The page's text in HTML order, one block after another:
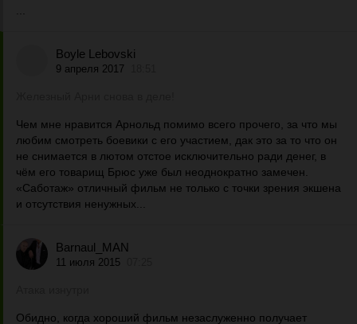
Boyle Lebovski
9 апреля 2017
Чем мне нравится Арнольд помимо всего прочего, за что мы
любим смотреть боевики с его участием, дак это за то что он
не снимается в лютом отстое исключительно ради денег, в
чём его товарищ Брюс уже был неоднократно замечен.
«Саботаж» отличный фильм не только с точки зрения экшена
и отсутствия ненужных...
Barnaul_MAN
11 июля 2015
Обидно, когда хороший фильм незаслуженно получает